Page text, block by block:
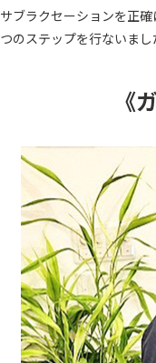
サブラクセーションを正
つのステップを行ないまし
《